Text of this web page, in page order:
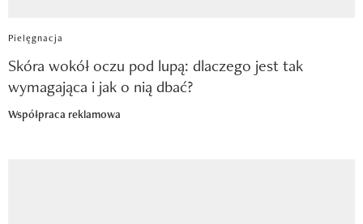
Pielęgnacja
Skóra wokół oczu pod lupą: dlaczego jest tak
wymagająca i jak o nią dbać?
Współpraca reklamowa